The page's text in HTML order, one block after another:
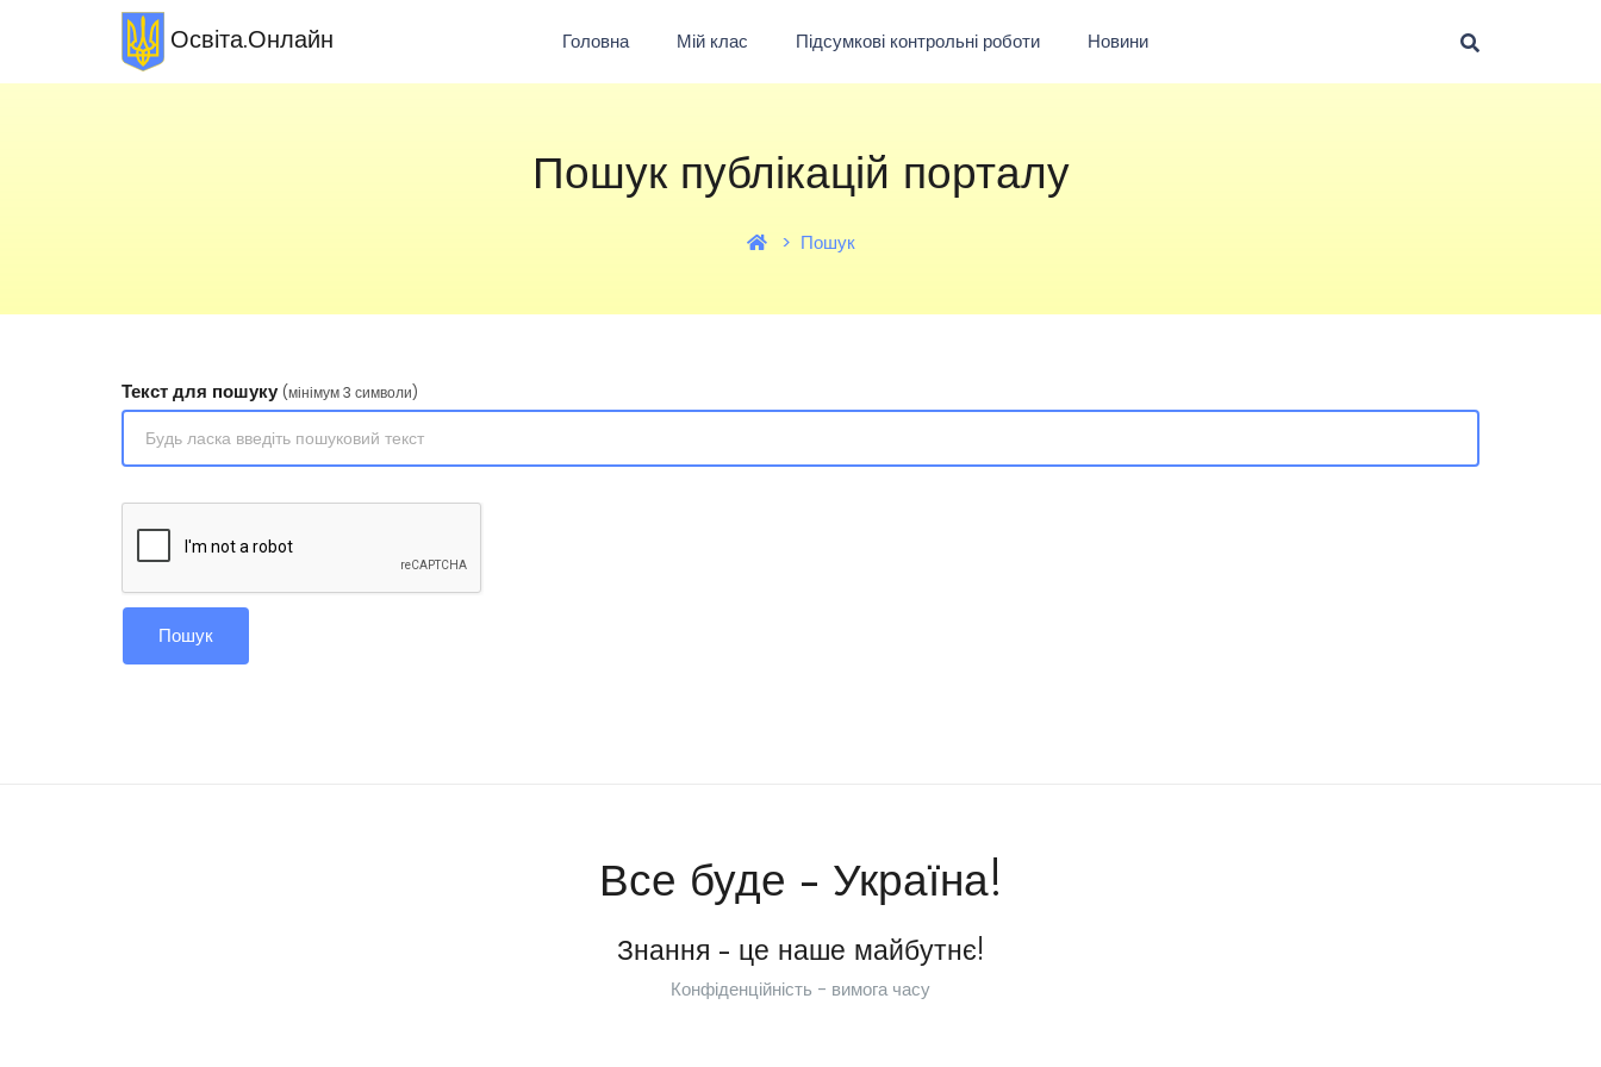
Освіта.Онлайн Головна Мій клас Підсумкові контрольні роботи Новини
Пошук публікацій порталу
Пошук
Текст для пошуку (мінімум 3 символи)
Все буде - Україна!
Знання - це наше майбутнє!
Конфіденційність - вимога часу